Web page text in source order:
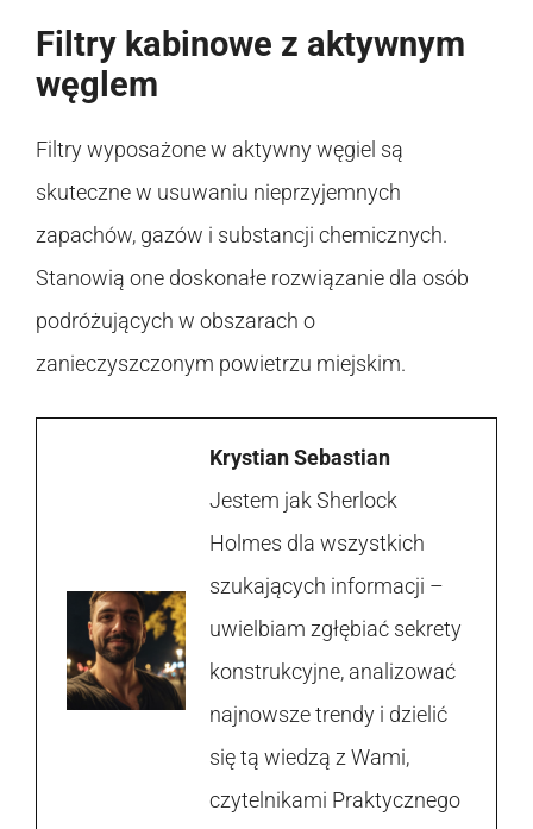
Filtry kabinowe z aktywnym
węglem
Filtry wyposażone w aktywny węgiel są
skuteczne w usuwaniu nieprzyjemnych
zapachów, gazów i substancji chemicznych.
Stanowią one doskonałe rozwiązanie dla osób
podróżujących w obszarach o
zanieczyszczonym powietrzu miejskim.
Krystian Sebastian
Jestem jak Sherlock
Holmes dla wszystkich
szukających informacji –
uwielbiam zgłębiać sekrety
konstrukcyjne, analizować
najnowsze trendy i dzielić
się tą wiedzą z Wami,
czytelnikami Praktycznego